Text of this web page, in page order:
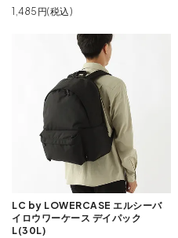
1,485円(税込)
LC by LOWERCASE エルシーバ
イロウワーケース デイパック
L(30L)